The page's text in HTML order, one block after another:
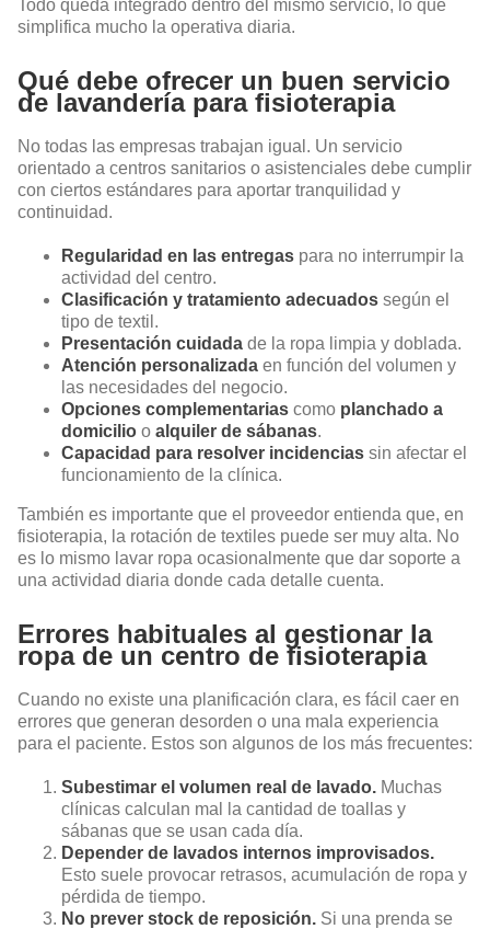
Todo queda integrado dentro del mismo servicio, lo que
simplifica mucho la operativa diaria.
Qué debe ofrecer un buen servicio
de lavandería para fisioterapia
No todas las empresas trabajan igual. Un servicio
orientado a centros sanitarios o asistenciales debe cumplir
con ciertos estándares para aportar tranquilidad y
continuidad.
Regularidad en las entregas para no interrumpir la
actividad del centro.
Clasificación y tratamiento adecuados según el
tipo de textil.
Presentación cuidada de la ropa limpia y doblada.
Atención personalizada en función del volumen y
las necesidades del negocio.
Opciones complementarias como planchado a
domicilio o alquiler de sábanas.
Capacidad para resolver incidencias sin afectar el
funcionamiento de la clínica.
También es importante que el proveedor entienda que, en
fisioterapia, la rotación de textiles puede ser muy alta. No
es lo mismo lavar ropa ocasionalmente que dar soporte a
una actividad diaria donde cada detalle cuenta.
Errores habituales al gestionar la
ropa de un centro de fisioterapia
Cuando no existe una planificación clara, es fácil caer en
errores que generan desorden o una mala experiencia
para el paciente. Estos son algunos de los más frecuentes:
Subestimar el volumen real de lavado. Muchas
clínicas calculan mal la cantidad de toallas y
sábanas que se usan cada día.
Depender de lavados internos improvisados.
Esto suele provocar retrasos, acumulación de ropa y
pérdida de tiempo.
No prever stock de reposición. Si una prenda se